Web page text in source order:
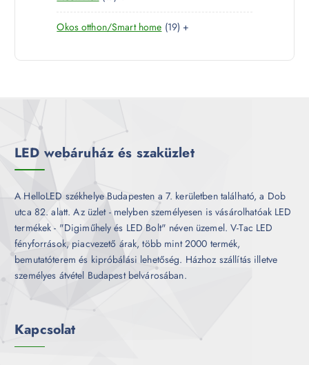
k
m
e
r
é
7
t
r
Okos otthon/Smart home 191
t
+
LED webáruház és szaküzlet
A HelloLED székhelye Budapesten a 7. kerületben található, a Dob
utca 82. alatt. Az üzlet - melyben személyesen is vásárolhatóak LED
termékek - "Digiműhely és LED Bolt" néven üzemel. V-Tac LED
fényforrások, piacvezető árak, több mint 2000 termék,
bemutatóterem és kipróbálási lehetőség. Házhoz szállítás illetve
személyes átvétel Budapest belvárosában.
Kapcsolat